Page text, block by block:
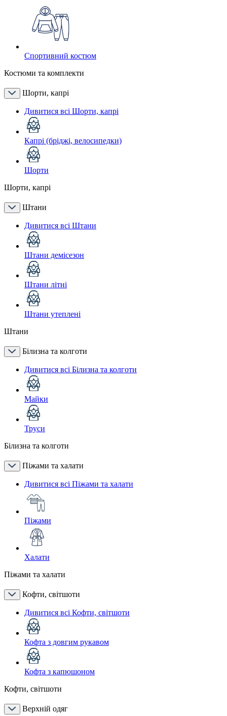
Спортивний костюм
Костюми та комплекти
Шорти, капрі
Дивитися всі Шорти, капрі
Капрі (бріджі, велосипедки)
Шорти
Шорти, капрі
Штани
Дивитися всі Штани
Штани демісезон
Штани літні
Штани утеплені
Штани
Білизна та колготи
Дивитися всі Білизна та колготи
Майки
Труси
Білизна та колготи
Піжами та халати
Дивитися всі Піжами та халати
Піжами
Халати
Піжами та халати
Кофти, світшоти
Дивитися всі Кофти, світшоти
Кофта з довгим рукавом
Кофта з капюшоном
Кофти, світшоти
Верхній одяг